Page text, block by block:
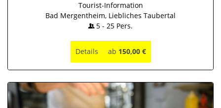
Tourist-Information
Bad Mergentheim, Liebliches Taubertal
5 - 25 Pers.
Details ab 150,00 €